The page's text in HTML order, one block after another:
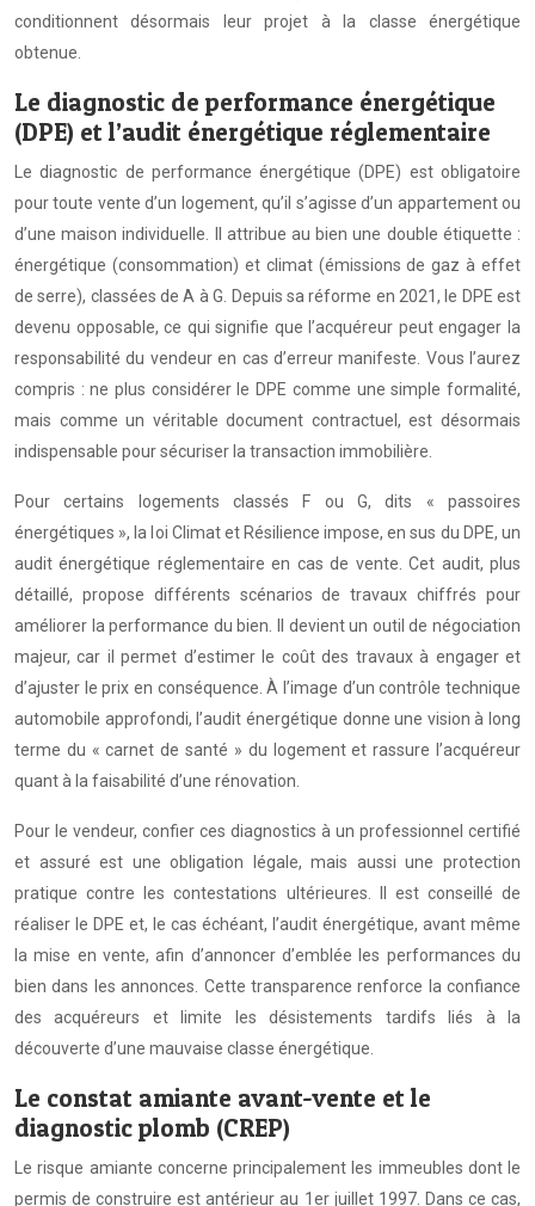
conditionnent désormais leur projet à la classe énergétique
obtenue.
Le diagnostic de performance énergétique
(DPE) et l’audit énergétique réglementaire
Le diagnostic de performance énergétique (DPE) est obligatoire
pour toute vente d’un logement, qu’il s’agisse d’un appartement ou
d’une maison individuelle. Il attribue au bien une double étiquette :
énergétique (consommation) et climat (émissions de gaz à effet
de serre), classées de A à G. Depuis sa réforme en 2021, le DPE est
devenu opposable, ce qui signifie que l’acquéreur peut engager la
responsabilité du vendeur en cas d’erreur manifeste. Vous l’aurez
compris : ne plus considérer le DPE comme une simple formalité,
mais comme un véritable document contractuel, est désormais
indispensable pour sécuriser la transaction immobilière.
Pour certains logements classés F ou G, dits « passoires
énergétiques », la loi Climat et Résilience impose, en sus du DPE, un
audit énergétique réglementaire en cas de vente. Cet audit, plus
détaillé, propose différents scénarios de travaux chiffrés pour
améliorer la performance du bien. Il devient un outil de négociation
majeur, car il permet d’estimer le coût des travaux à engager et
d’ajuster le prix en conséquence. À l’image d’un contrôle technique
automobile approfondi, l’audit énergétique donne une vision à long
terme du « carnet de santé » du logement et rassure l’acquéreur
quant à la faisabilité d’une rénovation.
Pour le vendeur, confier ces diagnostics à un professionnel certifié
et assuré est une obligation légale, mais aussi une protection
pratique contre les contestations ultérieures. Il est conseillé de
réaliser le DPE et, le cas échéant, l’audit énergétique, avant même
la mise en vente, afin d’annoncer d’emblée les performances du
bien dans les annonces. Cette transparence renforce la confiance
des acquéreurs et limite les désistements tardifs liés à la
découverte d’une mauvaise classe énergétique.
Le constat amiante avant-vente et le
diagnostic plomb (CREP)
Le risque amiante concerne principalement les immeubles dont le
permis de construire est antérieur au 1er juillet 1997. Dans ce cas,